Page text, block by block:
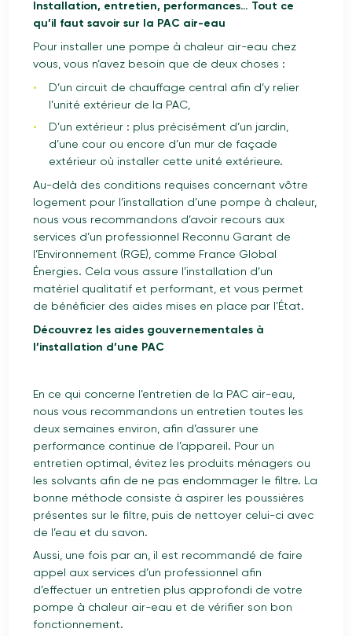
Installation, entretien, performances… Tout ce
qu’il faut savoir sur la PAC air-eau
Pour installer une pompe à chaleur air-eau chez
vous, vous n’avez besoin que de deux choses :
D’un circuit de chauffage central afin d’y relier
l’unité extérieur de la PAC,
D’un extérieur : plus précisément d’un jardin,
d’une cour ou encore d’un mur de façade
extérieur où installer cette unité extérieure.
Au-delà des conditions requises concernant vôtre
logement pour l’installation d’une pompe à chaleur,
nous vous recommandons d’avoir recours aux
services d’un professionnel Reconnu Garant de
l’Environnement (RGE), comme France Global
Énergies. Cela vous assure l’installation d’un
matériel qualitatif et performant, et vous permet
de bénéficier des aides mises en place par l’État.
Découvrez les aides gouvernementales à
l’installation d’une PAC
En ce qui concerne l’entretien de la PAC air-eau,
nous vous recommandons un entretien toutes les
deux semaines environ, afin d’assurer une
performance continue de l’appareil. Pour un
entretien optimal, évitez les produits ménagers ou
les solvants afin de ne pas endommager le filtre. La
bonne méthode consiste à aspirer les poussières
présentes sur le filtre, puis de nettoyer celui-ci avec
de l’eau et du savon.
Aussi, une fois par an, il est recommandé de faire
appel aux services d’un professionnel afin
d’effectuer un entretien plus approfondi de votre
pompe à chaleur air-eau et de vérifier son bon
fonctionnement.